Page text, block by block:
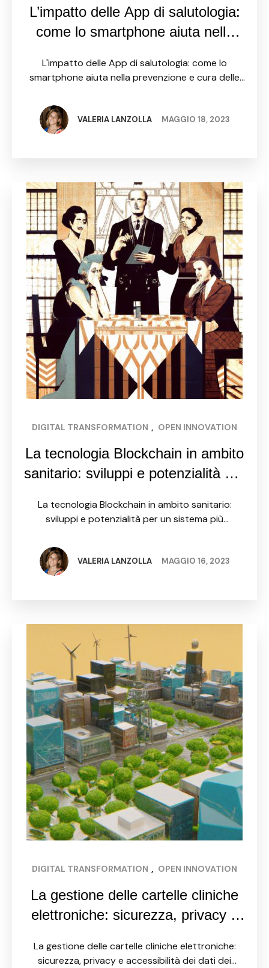
L’impatto delle App di salutologia:
come lo smartphone aiuta nella
L'impatto delle App di salutologia: come lo
smartphone aiuta nella prevenzione e cura delle
smartphone sul mercato, la tecnologia ha
rivoluzionato il modo in cui …
VALERIA LANZOLLA MAGGIO 18, 2023
DIGITAL TRANSFORMATION , OPEN INNOVATION
La tecnologia Blockchain in ambito
sanitario: sviluppi e potenzialità per
La tecnologia Blockchain in ambito sanitario:
sviluppi e potenzialità per un sistema più
rivoluzionando molti settori, tra cui quello
sanitario. Ma cosa è esattamente il …
VALERIA LANZOLLA MAGGIO 16, 2023
DIGITAL TRANSFORMATION , OPEN INNOVATION
La gestione delle cartelle cliniche
elettroniche: sicurezza, privacy e
La gestione delle cartelle cliniche elettroniche:
sicurezza, privacy e accessibilità dei dati dei